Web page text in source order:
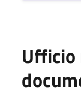
Ufficio